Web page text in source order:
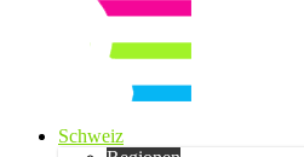
Schweiz